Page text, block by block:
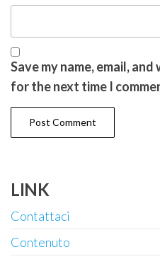
Save my name, email,
for the next time I
LINK
Contattaci
Contenuto